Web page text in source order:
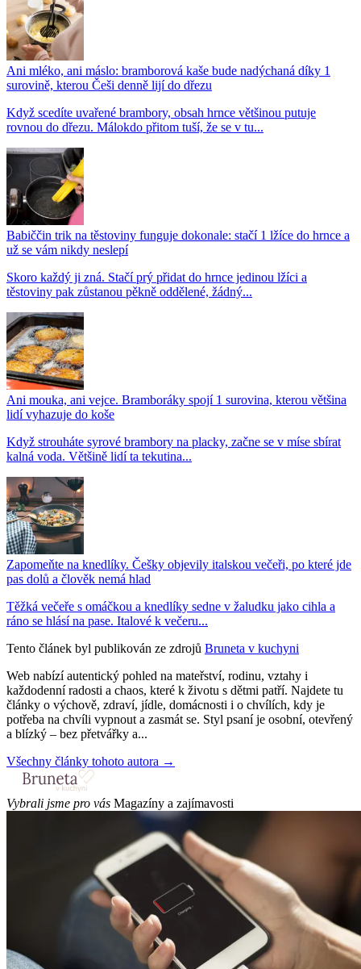
Ani mléko, ani máslo: bramborová kaše bude nadýchaná díky 1
surovině, kterou Češi denně lijí do dřezu
Když scedíte uvařené brambory, obsah hrnce většinou putuje
rovnou do dřezu. Málokdo přitom tuší, že se v tu...
Babiččin trik na těstoviny funguje dokonale: stačí 1 lžíce do hrnce a
už se vám nikdy neslepí
Skoro každý ji zná. Stačí prý přidat do hrnce jedinou lžíci a
těstoviny pak zůstanou pěkně oddělené, žádný...
Ani mouka, ani vejce. Bramboráky spojí 1 surovina, kterou většina
lidí vyhazuje do koše
Když strouháte syrové brambory na placky, začne se v míse sbírat
kalná voda. Většině lidí ta tekutina...
Zapomeňte na knedlíky. Češky objevily italskou večeři, po které jde
pas dolů a člověk nemá hlad
Těžká večeře s omáčkou a knedlíky sedne v žaludku jako cihla a
ráno se hlásí na pase. Italové k večeru...
Tento článek byl publikován ze zdrojů Bruneta v kuchyni
Web nabízí autentický pohled na mateřství, rodinu, vztahy i
každodenní radosti a chaos, které k životu s dětmi patří. Najdete tu
články o výchově, zdraví, jídle, domácnosti i o chvílích, kdy je
potřeba na chvíli vypnout a zasmát se. Styl psaní je osobní, otevřený
a blízký – bez přetvářky a...
Všechny články tohoto autora →
Vybrali jsme pro vás Magazíny a zajímavosti